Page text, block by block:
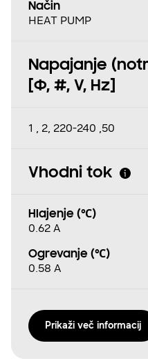
Način
HEAT PUMP
Napajanje
[Φ, #, V, Hz]
1 , 2, 220-240 ,50
Vhodni tok
Hlajenje (℃)
0.62 A
Ogrevanje (℃)
0.58 A
Prikaži več informacij